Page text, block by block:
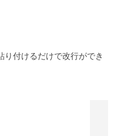
り付けるだけで改行ができ